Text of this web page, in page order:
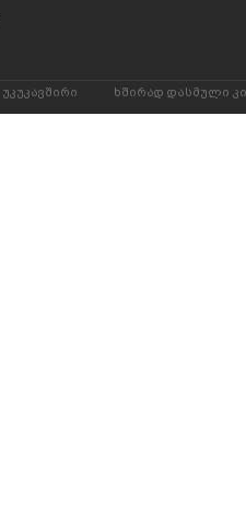
უკუკავშირი ხშირად დასმული